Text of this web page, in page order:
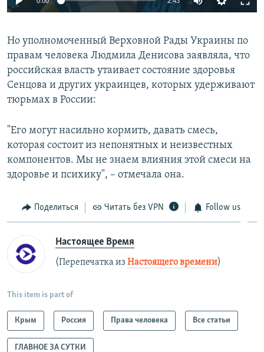
Но уполномоченный Верховной Рады Украины по
правам человека Людмила Денисова заявляла, что
российская власть утаивает состояние здоровья
Сенцова и других украинцев, которых удерживают
тюрьмах в России:
"Его могут насильно кормить, давать смесь,
которая состоит из непонятных и неизвестных
компонентов. Мы не знаем влияния этой смеси на
здоровье и психику", – отмечала она.
Поделиться Читать без VPN Follow us
Настоящее Время
(Перепечатка из Настоящего времени)
This item is part of
Крым Россия Права человека Все статьи
ГЛАВНОЕ ЗА СУТКИ